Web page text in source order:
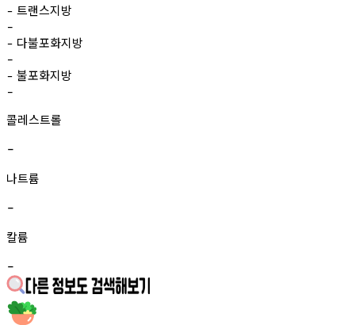
- 트랜스지방
-
- 다불포화지방
-
- 불포화지방
-
콜레스트롤
-
나트륨
-
칼륨
-